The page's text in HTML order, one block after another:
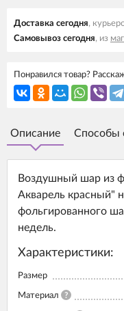
Доставка cегодня,
Самовывоз cегодня, из
Понравился товар?
Описание Способы
Воздушный шар из
Акварель красный"
фольгированного
недель.
Характеристики:
Размер
Материал ?